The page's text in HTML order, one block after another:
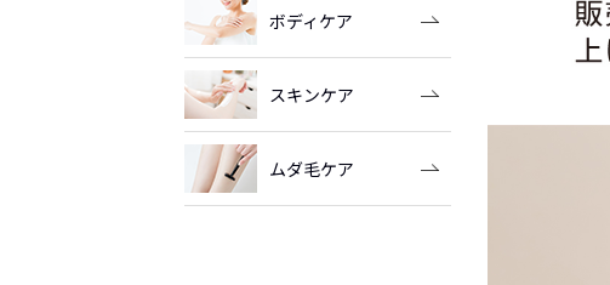
ボディケア
スキンケア
ムダ毛ケア